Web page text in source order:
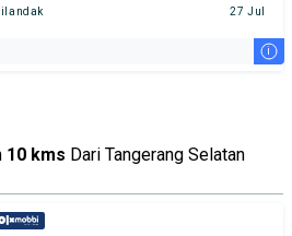
27 Jul
i
10 kms Dari Tangerang Selatan